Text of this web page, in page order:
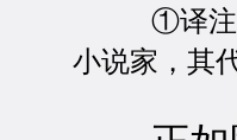
①译注
小说家，其